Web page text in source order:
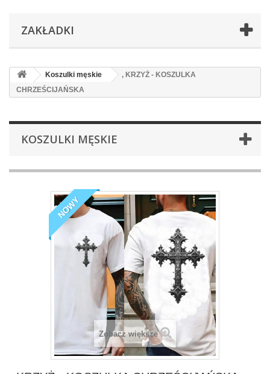
ZAKŁADKI
Koszulki męskie
, KRZYŻ - KOSZULKA
CHRZEŚCIJAŃSKA
KOSZULKI MĘSKIE
NOWY
Zobacz większe